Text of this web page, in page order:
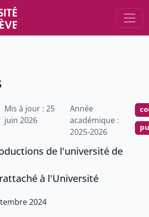
Mis à jour : 25
juin 2026
Année
académique :
2025-2026
de l'université de
à l'Université
2024